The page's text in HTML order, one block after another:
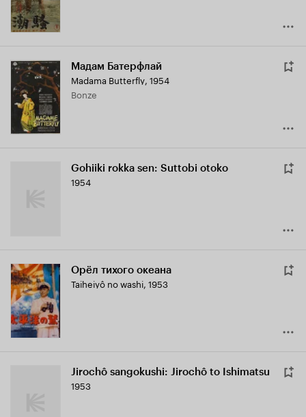
Мадам Батерфлай
Madama Butterfly, 1954
Bonze
Gohiiki rokka sen: Suttobi otoko
1954
Орёл тихого океана
Taiheiyô no washi, 1953
Jirochô sangokushi: Jirochô to Ishimatsu
1953